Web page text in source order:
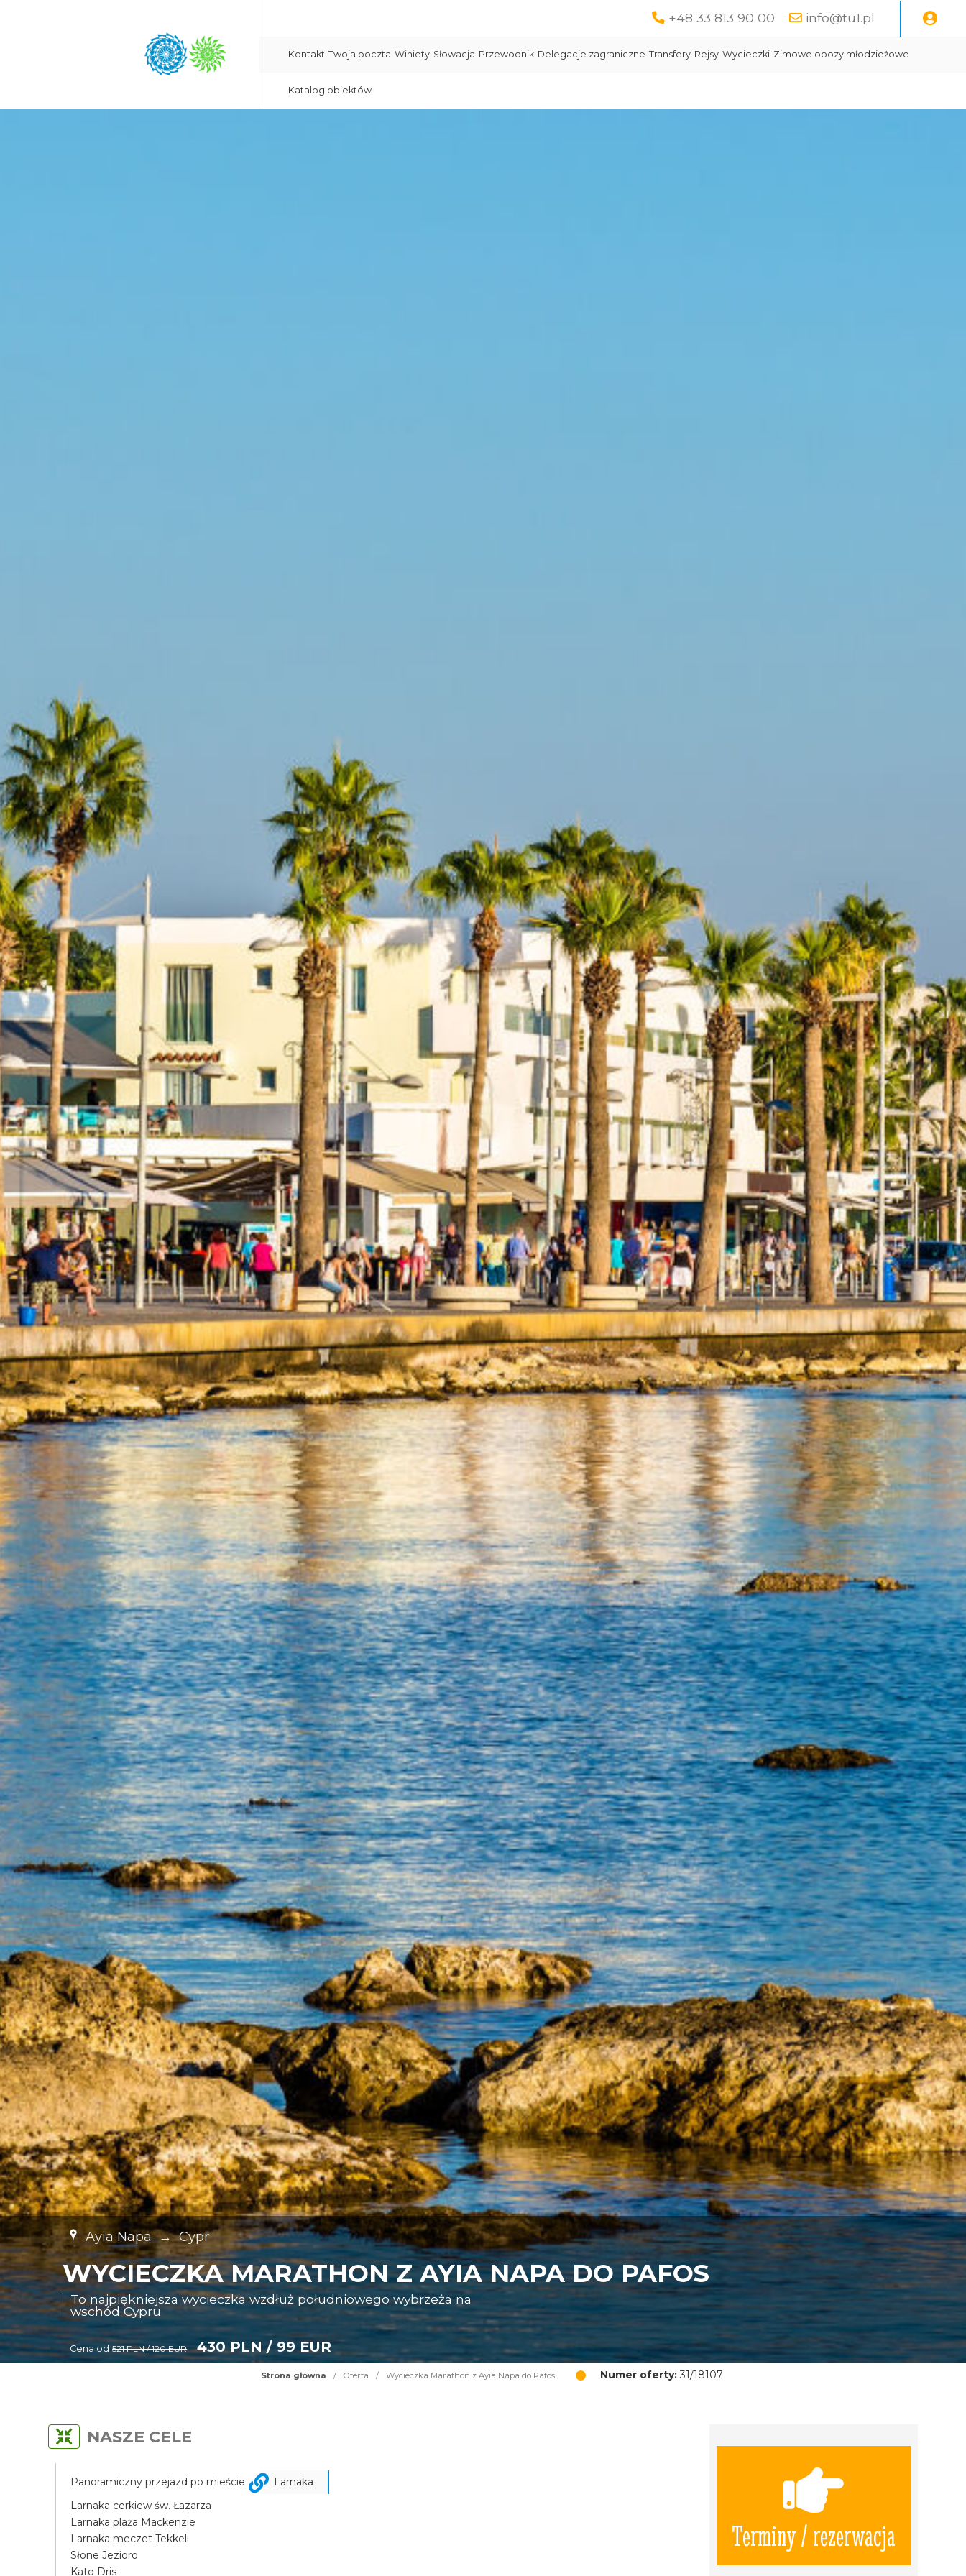
+48 33 813 90 00 info@tu1.pl
Kontakt Twoja poczta Winiety Słowacja Przewodnik Delegacje zagraniczne Transfery Rejsy Wycieczki Zimowe obozy młodzieżowe
Katalog obiektów
Ayia Napa → Cypr
WYCIECZKA MARATHON Z AYIA NAPA DO PAFOS
To najpiękniejsza wycieczka wzdłuż południowego wybrzeża na
wschód Cypru
Cena od 521 PLN / 120 EUR 430 PLN / 99 EUR
Strona główna / Oferta / Wycieczka Marathon z Ayia Napa do Pafos Numer oferty: 31/18107
Terminy / rezerwacja
NASZE CELE
Panoramiczny przejazd po mieście
Larnaka
Larnaka cerkiew św. Łazarza
Larnaka plaża Mackenzie
Larnaka meczet Tekkeli
Słone Jezioro
Kato Dris